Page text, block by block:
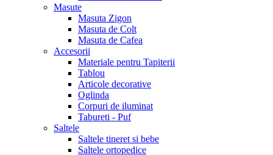
Masute
Masuta Zigon
Masuta de Colt
Masuta de Cafea
Accesorii
Materiale pentru Tapiterii
Tablou
Articole decorative
Oglinda
Corpuri de iluminat
Tabureti - Puf
Saltele
Saltele tineret si bebe
Saltele ortopedice